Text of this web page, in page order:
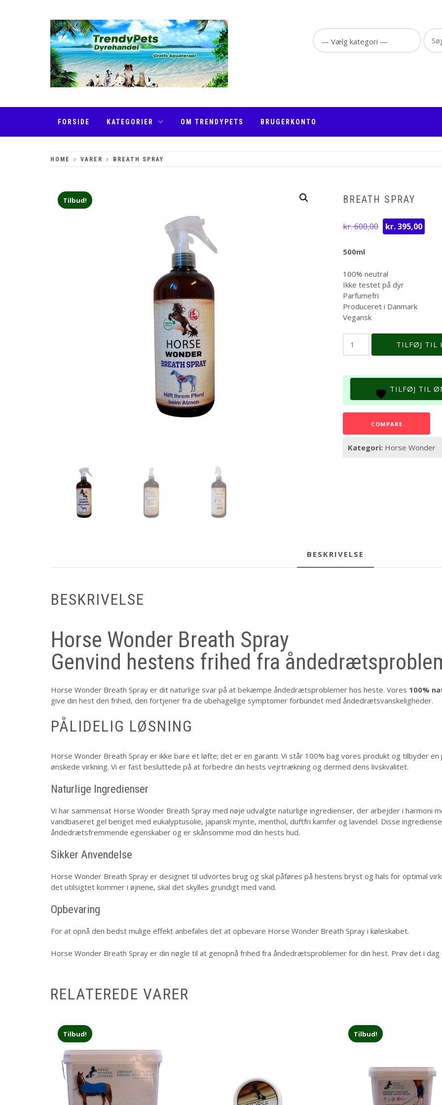
for:
FORSIDE KATEGORIER OM TRENDYPETS BRUGERKONTO
HOME VARER BREATH SPRAY
Tilbud! BREATH SPRAY
kr.600,00
Den
oprindelige
kr. 600,00.
kr.395,00
500ml
100% neutral
Ikke testet på dyr
Parfumefri
Produceret i Danmark
Vegansk
Spray
TILFØJ TIL
TILFØJ TIL
COMPARE
Kategori: Horse Wonder
BESKRIVELSE
BESKRIVELSE
Horse Wonder Breath Spray
Genvind hestens frihed fra
Horse Wonder Breath Spray er dit naturlige svar på at bekæmpe åndedrætsproblemer hos heste. Vores 100%
give din hest den frihed, den fortjener fra de ubehagelige symptomer forbundet med åndedrætsvanskeligheder.
PÅLIDELIG LØSNING
Horse Wonder Breath Spray er ikke bare et løfte; det er en garanti. Vi står 100% bag vores produkt og tilbyder
ønskede virkning. Vi er fast besluttede på at forbedre din hests vejrtrækning og dermed dens livskvalitet.
Naturlige Ingredienser
Vi har sammensat Horse Wonder Breath Spray med nøje udvalgte naturlige ingredienser, der arbejder i harmoni
vandbaseret gel beriget med eukalyptusolie, japansk mynte, menthol, duftfri kamfer og lavendel. Disse
åndedrætsfremmende egenskaber og er skånsomme mod din hests hud.
Sikker Anvendelse
Horse Wonder Breath Spray er designet til udvortes brug og skal påføres på hestens bryst og hals for optimal
det utilsigtet kommer i øjnene, skal det skylles grundigt med vand.
Opbevaring
For at opnå den bedst mulige effekt anbefales det at opbevare Horse Wonder Breath Spray i køleskabet.
Horse Wonder Breath Spray er din nøgle til at genopnå frihed fra åndedrætsproblemer for din hest. Prøv det i
RELATEREDE VARER
Tilbud! Tilbud!